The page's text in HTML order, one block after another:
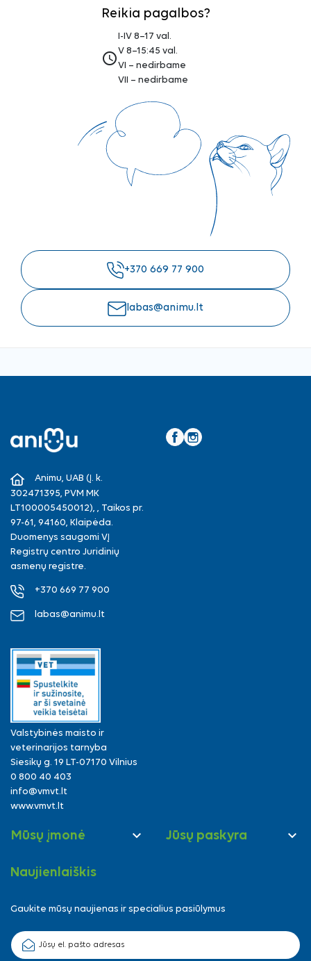
Reikia pagalbos?
access_time
I-IV 8–17 val.
V 8–15:45 val.
VI – nedirbame
VII – nedirbame
+370 669 77 900
labas@animu.lt
Animu, UAB (Į. k.
302471395, PVM MK
LT100005450012), , Taikos pr.
97-61, 94160, Klaipėda.
Duomenys saugomi VĮ
Registrų centro Juridinių
asmenų registre.
+370 669 77 900
labas@animu.lt
Valstybinės maisto ir
veterinarijos tarnyba
Siesikų g. 19 LT-07170 Vilnius
0 800 40 403
info@vmvt.lt
www.vmvt.lt
Mūsų įmonė  Jūsų paskyra 
Naujienlaiškis
Gaukite mūsų naujienas ir specialius pasiūlymus